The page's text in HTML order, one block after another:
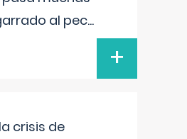
al pec...
+
crisis de